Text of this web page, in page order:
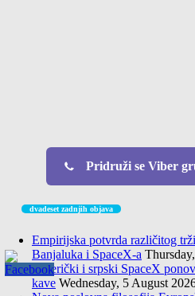
Pridruži se Viber
dvadeset zadnjih objava
Empirijska potvrda različitog
Banjaluka i SpaceX-a
Američki i srpski SpaceX
kave Wednesday, 5 August